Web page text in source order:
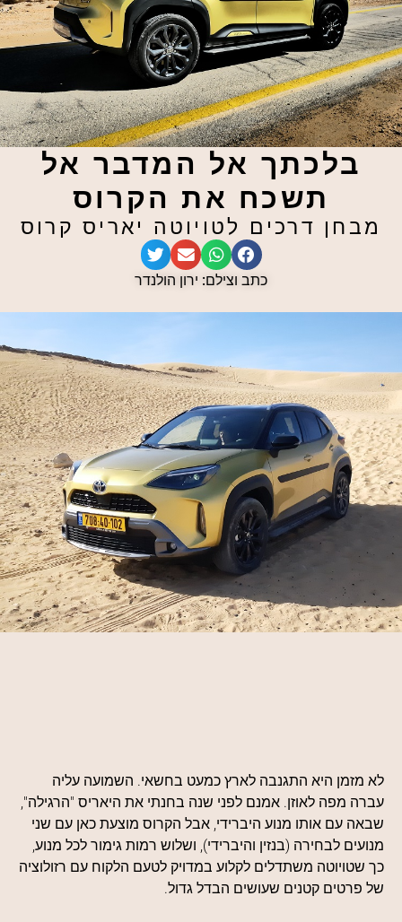
בלכתך אל המדבר אל
תשכח את הקרוס
מבחן דרכים לטויוטה יאריס קרוס
כתב וצילם: ירון הולנדר
לא מזמן היא התגנבה לארץ כמעט בחשאי. השמועה עליה
עברה מפה לאוזן. אמנם לפני שנה בחנתי את היאריס "הרגילה",
שבאה עם אותו מנוע היברידי, אבל הקרוס מוצעת כאן עם שני
מנועים לבחירה (בנזין והיברידי), ושלוש רמות גימור לכל מנוע,
כך שטויוטה משתדלים לקלוע במדויק לטעם הלקוח עם רזולוציה
של פרטים קטנים שעושים הבדל גדול.